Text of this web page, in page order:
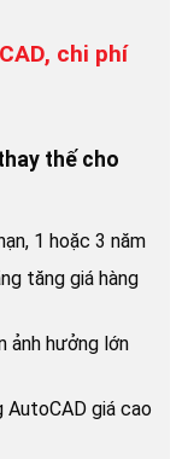
chi phí
thế cho
1 hoặc 3 năm
tăng giá hàng
ảnh hưởng lớn
giá cao